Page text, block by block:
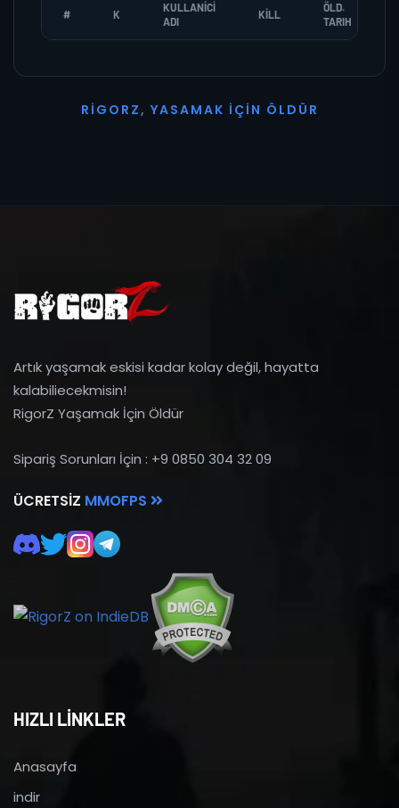
# K
KULLANICI
ADI
KILL
ÖLD.
TARIH
R I G O R Z, YASAMAK İ ÇI N Ö L D Ü R
Artık yaşamak eskisi kadar kolay değil, hayatta
kalabiliecekmisin!
RigorZ Yaşamak İçin Öldür
Sipariş Sorunları İçin : +9 0850 304 32 09
ÜCRETSIZ MMOFPS
HIZLI LİNKLER
Anasayfa
indir